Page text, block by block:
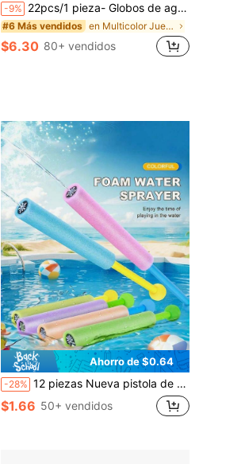
-9% 22pcs/1 pieza- Globos de agua de silicona reutilizables (con bolsa de malla), globos de agua de llenado rápido, suministros de agua para natación/playa, perfectos para juegos de pistolas de agua, suministros de verano al aire libre, suministros para natación/fiestas
#6 Más vendidos en Multicolor Juego de agua para adolescentes
$6.30 80+ vendidos
Ahorro de $0.64
-28% 12 piezas Nueva pistola de agua con rociador de espuma, super pistola de agua con rociador de espuma con mango de plástico, piscina de verano al aire libre, patio trasero, pelea de agua en la playa, suministros para fiesta hawaiana - 1/6/12 piezas, 22CM color aleatorio, diversión de verano
$1.66 50+ vendidos